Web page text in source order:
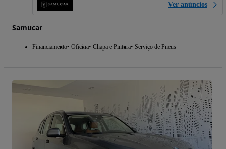
Ver anúncios
Samucar
Financiamento Oficina Chapa e Pintura Serviço de Pneus